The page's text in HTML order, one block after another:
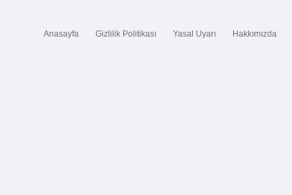
Anasayfa Gizlilik Politikası Yasal Uyarı Hakkımızda